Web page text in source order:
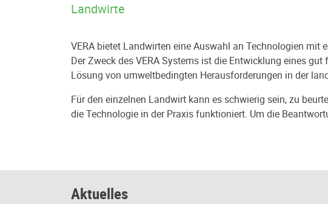
Landwirte
VERA bietet Landwirten eine Auswahl an Technologien
Der Zweck des VERA Systems ist die Entwicklung eines
Lösung von umweltbedingten Herausforderungen in der
Für den einzelnen Landwirt kann es schwierig sein, zu
die Technologie in der Praxis funktioniert. Um die
Aktuelles